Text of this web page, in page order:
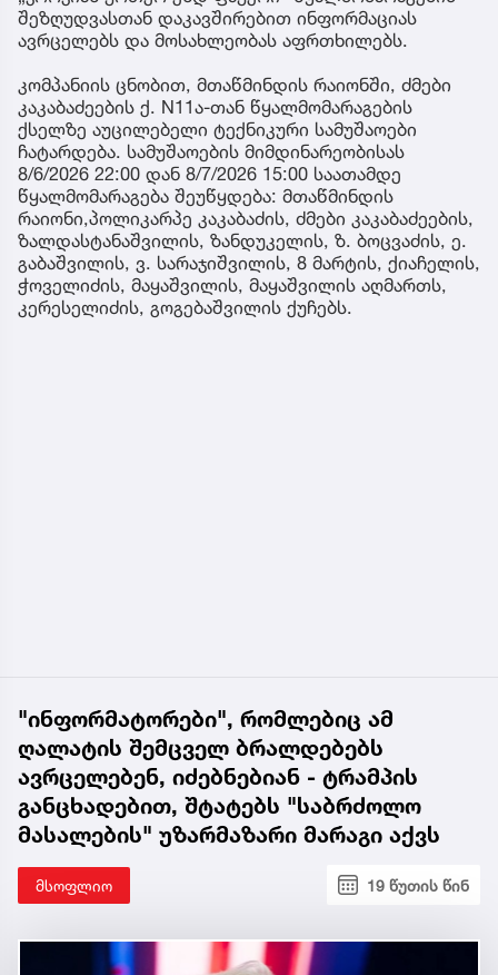
შეზღუდვასთან დაკავშირებით ინფორმაციას
ავრცელებს და მოსახლეობას აფრთხილებს.
კომპანიის ცნობით, მთაწმინდის რაიონში, ძმები
კაკაბაძეების ქ. N11ა-თან წყალმომარაგების
ქსელზე აუცილებელი ტექნიკური სამუშაოები
ჩატარდება. სამუშაოების მიმდინარეობისას
8/6/2026 22:00 დან 8/7/2026 15:00 საათამდე
წყალმომარაგება შეუწყდება: მთაწმინდის
რაიონი,პოლიკარპე კაკაბაძის, ძმები კაკაბაძეების,
ზალდასტანაშვილის, ზანდუკელის, ზ. ბოცვაძის, ე.
გაბაშვილის, ვ. სარაჯიშვილის, 8 მარტის, ქიაჩელის,
ჭოველიძის, მაყაშვილის, მაყაშვილის აღმართს,
კერესელიძის, გოგებაშვილის ქუჩებს.
"ინფორმატორები", რომლებიც ამ
ღალატის შემცველ ბრალდებებს
ავრცელებენ, იძებნებიან - ტრამპის
განცხადებით, შტატებს "საბრძოლო
მასალების" უზარმაზარი მარაგი აქვს
მსოფლიო 19 წუთის წინ